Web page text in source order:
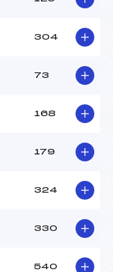
95.3500
1400
L
304
73
168
179
324
330
540